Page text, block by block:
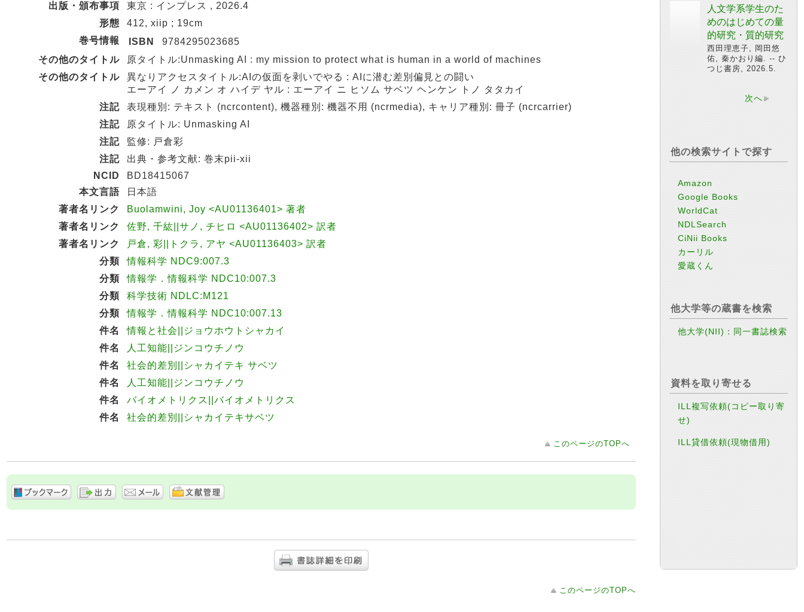
出版・頒布事項
東京 : インプレス , 2026.4
形態
412, xiip ; 19cm
巻号情報
ISBN
9784295023685
その他のタイトル
原タイトル:Unmasking AI : my mission to protect what is human in a world of machines
その他のタイトル
異なりアクセスタイトル:AIの仮面を剥いでやる : AIに潜む差別偏見との闘い
エーアイ ノ カメン オ ハイデ ヤル : エーアイ ニ ヒソム サベツ ヘンケン トノ タタカイ
注記
表現種別: テキスト (ncrcontent), 機器種別: 機器不用 (ncrmedia), キャリア種別: 冊子 (ncrcarrier)
注記
原タイトル: Unmasking AI
注記
監修: 戸倉彩
注記
出典・参考文献: 巻末pii-xii
NCID
BD18415067
本文言語
日本語
著者名リンク
Buolamwini, Joy <AU01136401> 著者
著者名リンク
佐野, 千紘||サノ, チヒロ <AU01136402> 訳者
著者名リンク
戸倉, 彩||トクラ, アヤ <AU01136403> 訳者
分類
情報科学 NDC9:007.3
分類
情報学．情報科学 NDC10:007.3
分類
科学技術 NDLC:M121
分類
情報学．情報科学 NDC10:007.13
件名
情報と社会||ジョウホウトシャカイ
件名
人工知能||ジンコウチノウ
件名
社会的差別||シャカイテキ サベツ
件名
人工知能||ジンコウチノウ
件名
バイオメトリクス||バイオメトリクス
件名
社会的差別||シャカイテキサベツ
このページのTOPへ
このページのTOPへ
人文学系学生のた
めのはじめての量
的研究・質的研究
西田理恵子, 岡田悠
佑, 秦かおり編. -- ひ
つじ書房, 2026.5.
次へ
他の検索サイトで探す
Amazon
Google Books
WorldCat
NDLSearch
CiNii Books
カーリル
愛蔵くん
他大学等の蔵書を検索
他大学(NII)：同一書誌検索
資料を取り寄せる
ILL複写依頼(コピー取り寄
せ)
ILL貸借依頼(現物借用)